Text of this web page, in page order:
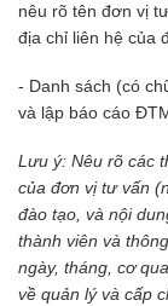
nêu rõ tên đơn vị
địa chỉ liên hệ của
- Danh sách (có
và lập báo cáo
Lưu ý: Nêu rõ các
của đơn vị tư vấn
đào tạo, và nội
thành viên và
ngày, tháng, cơ
về quản lý và cấp